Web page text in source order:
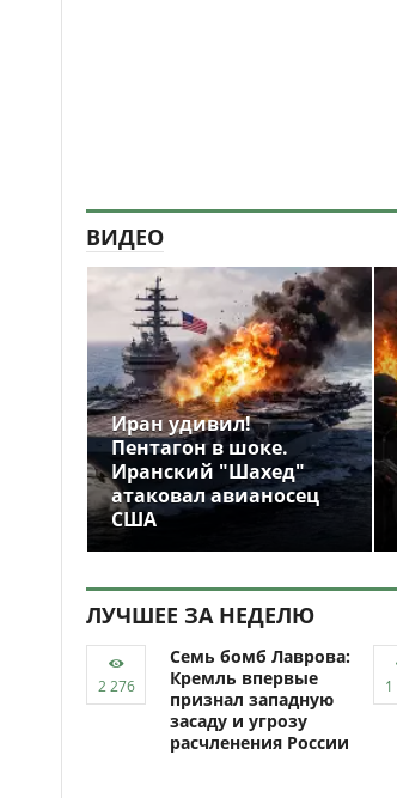
ВИДЕО
Иран удивил!
Пентагон в шоке.
Иранский "Шахед"
атаковал авианосец
США
ЛУЧШЕЕ ЗА НЕДЕЛЮ
Семь бомб Лаврова:
Кремль впервые
признал западную
засаду и угрозу
расчленения России